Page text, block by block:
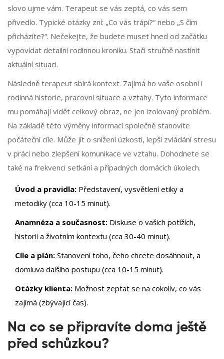
slovo ujme vám. Terapeut se vás zeptá, co vás sem
přivedlo. Typické otázky zní: „Co vás trápí?“ nebo „S čím
přicházíte?“. Nečekejte, že budete muset hned od začátku
vypovídat detailní rodinnou kroniku. Stačí stručně nastínit
aktuální situaci.
Následně terapeut sbírá kontext. Zajímá ho vaše osobní i
rodinná historie, pracovní situace a vztahy. Tyto informace
mu pomáhají vidět celkový obraz, ne jen izolovaný problém.
Na základě této výměny informací společně stanovíte
počáteční cíle. Může jít o snížení úzkosti, lepší zvládání stresu
v práci nebo zlepšení komunikace ve vztahu. Dohodnete se
také na frekvenci setkání a případných domácích úkolech.
Úvod a pravidla: Představení, vysvětlení etiky a
metodiky (cca 10-15 minut).
Anamnéza a současnost: Diskuse o vašich potížích,
historii a životním kontextu (cca 30-40 minut).
Cíle a plán: Stanovení toho, čeho chcete dosáhnout, a
domluva dalšího postupu (cca 10-15 minut).
Otázky klienta: Možnost zeptat se na cokoliv, co vás
zajímá (zbývající čas).
Na co se připravíte doma ještě
před schůzkou?